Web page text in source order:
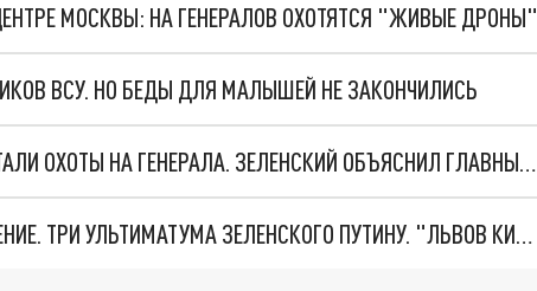
МОСКВЫ: НА ГЕНЕРАЛОВ ОХОТЯТСЯ "ЖИВЫЕ ДРОНЫ"
ВСУ. НО БЕДЫ ДЛЯ МАЛЫШЕЙ НЕ ЗАКОНЧИЛИСЬ
"МЫ ВАС ЗАСТАВИМ": ЖУТКИЕ ДЕТАЛИ ОХОТЫ НА ГЕНЕРАЛА. ЗЕЛЕНСКИЙ ОБЪЯСНИЛ ГЛАВНЫЙ СМЫСЛ ТЕРАКТА В ЦЕНТРЕ МОСКВЫ
НОВОЕ МАСШТАБНЕЙШЕЕ НАСТУПЛЕНИЕ. ТРИ УЛЬТИМАТУМА ЗЕЛЕНСКОГО ПУТИНУ. "ЛЬВОВ КИМА" ПОСТАВЯТ НА ПВО? ГЛОБАЛЬНЫЙ ПРОРЫВ ПОД ЗАПОРОЖЬЕМ